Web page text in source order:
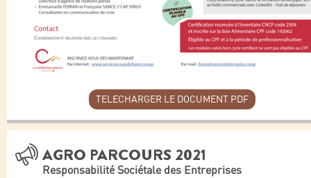
TELECHARGER LE DOCUMENT PDF
AGRO PARCOURS 2021
Responsabilité Sociétale des Entreprises